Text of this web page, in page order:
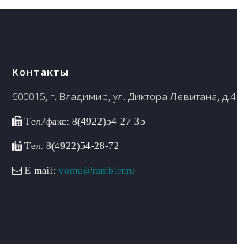
Контакты
600015, г. Владимир, ул. Диктора Левитана, д.4
Тел./факс: 8(4922)54-27-35
Тел: 8(4922)54-28-72
E-mail: vomu@rambler.ru